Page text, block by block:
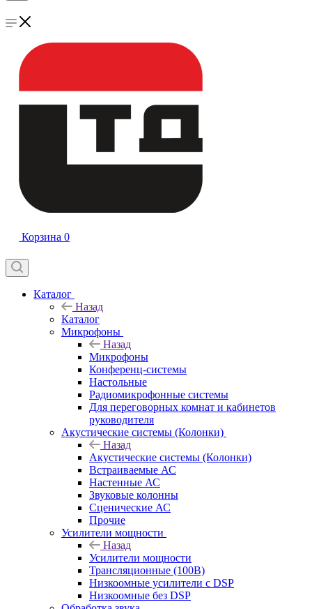
Корзина 0
Каталог
Назад
Каталог
Микрофоны
Назад
Микрофоны
Конференц-системы
Настольные
Радиомикрофонные системы
Для переговорных комнат и кабинетов
руководителя
Акустические системы (Колонки)
Назад
Акустические системы (Колонки)
Встраиваемые АС
Настенные АС
Звуковые колонны
Сценические АС
Прочие
Усилители мощности
Назад
Усилители мощности
Трансляционные (100В)
Низкоомные усилители с DSP
Низкоомные без DSP